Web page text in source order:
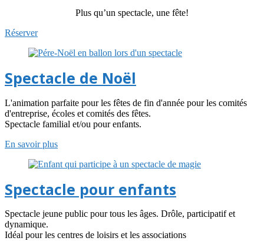
Plus qu’un spectacle, une fête!
Réserver
Spectacle de Noël
L'animation parfaite pour les fêtes de fin d'année pour les comités
d'entreprise, écoles et comités des fêtes.
Spectacle familial et/ou pour enfants.
En savoir plus
Spectacle pour enfants
Spectacle jeune public pour tous les âges. Drôle, participatif et
dynamique.
Idéal pour les centres de loisirs et les associations